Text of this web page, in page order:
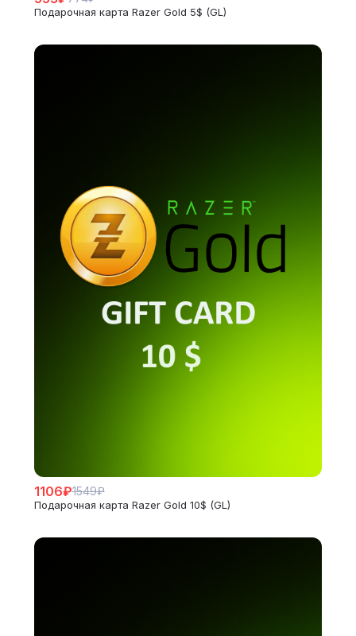
Подарочная карта Razer Gold 5$ (GL)
1106₽1549₽
Подарочная карта Razer Gold 10$ (GL)